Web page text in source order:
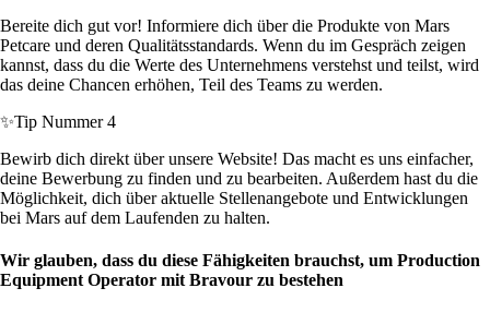
Bereite dich gut vor! Informiere dich über die Produkte von Mars
Petcare und deren Qualitätsstandards. Wenn du im Gespräch zeigen
kannst, dass du die Werte des Unternehmens verstehst und teilst, wird
das deine Chancen erhöhen, Teil des Teams zu werden.
✨Tip Nummer 4
Bewirb dich direkt über unsere Website! Das macht es uns einfacher,
deine Bewerbung zu finden und zu bearbeiten. Außerdem hast du die
Möglichkeit, dich über aktuelle Stellenangebote und Entwicklungen
bei Mars auf dem Laufenden zu halten.
Wir glauben, dass du diese Fähigkeiten brauchst, um Production
Equipment Operator mit Bravour zu bestehen